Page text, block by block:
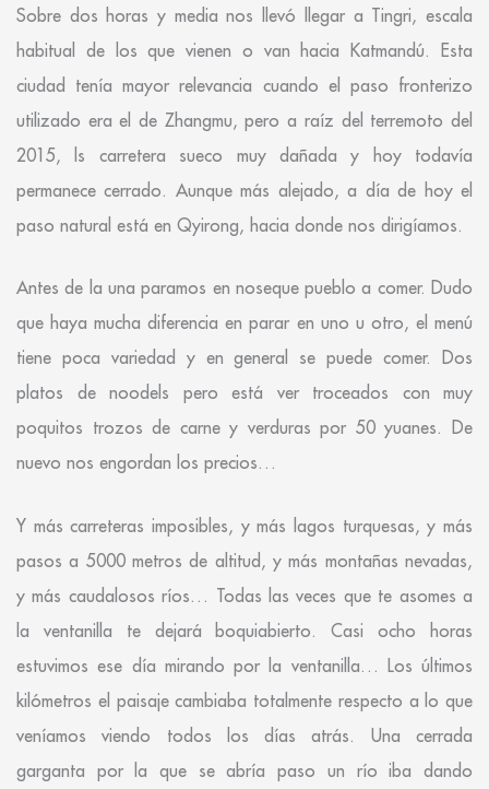
Sobre dos horas y media nos llevó llegar a Tingri, escala
habitual de los que vienen o van hacia Katmandú. Esta
ciudad tenía mayor relevancia cuando el paso fronterizo
utilizado era el de Zhangmu, pero a raíz del terremoto del
2015, ls carretera sueco muy dañada y hoy todavía
permanece cerrado. Aunque más alejado, a día de hoy el
paso natural está en Qyirong, hacia donde nos dirigíamos.
Antes de la una paramos en noseque pueblo a comer. Dudo
que haya mucha diferencia en parar en uno u otro, el menú
tiene poca variedad y en general se puede comer. Dos
platos de noodels pero está ver troceados con muy
poquitos trozos de carne y verduras por 50 yuanes. De
nuevo nos engordan los precios…
Y más carreteras imposibles, y más lagos turquesas, y más
pasos a 5000 metros de altitud, y más montañas nevadas,
y más caudalosos ríos… Todas las veces que te asomes a
la ventanilla te dejará boquiabierto. Casi ocho horas
estuvimos ese día mirando por la ventanilla… Los últimos
kilómetros el paisaje cambiaba totalmente respecto a lo que
veníamos viendo todos los días atrás. Una cerrada
garganta por la que se abría paso un río iba dando